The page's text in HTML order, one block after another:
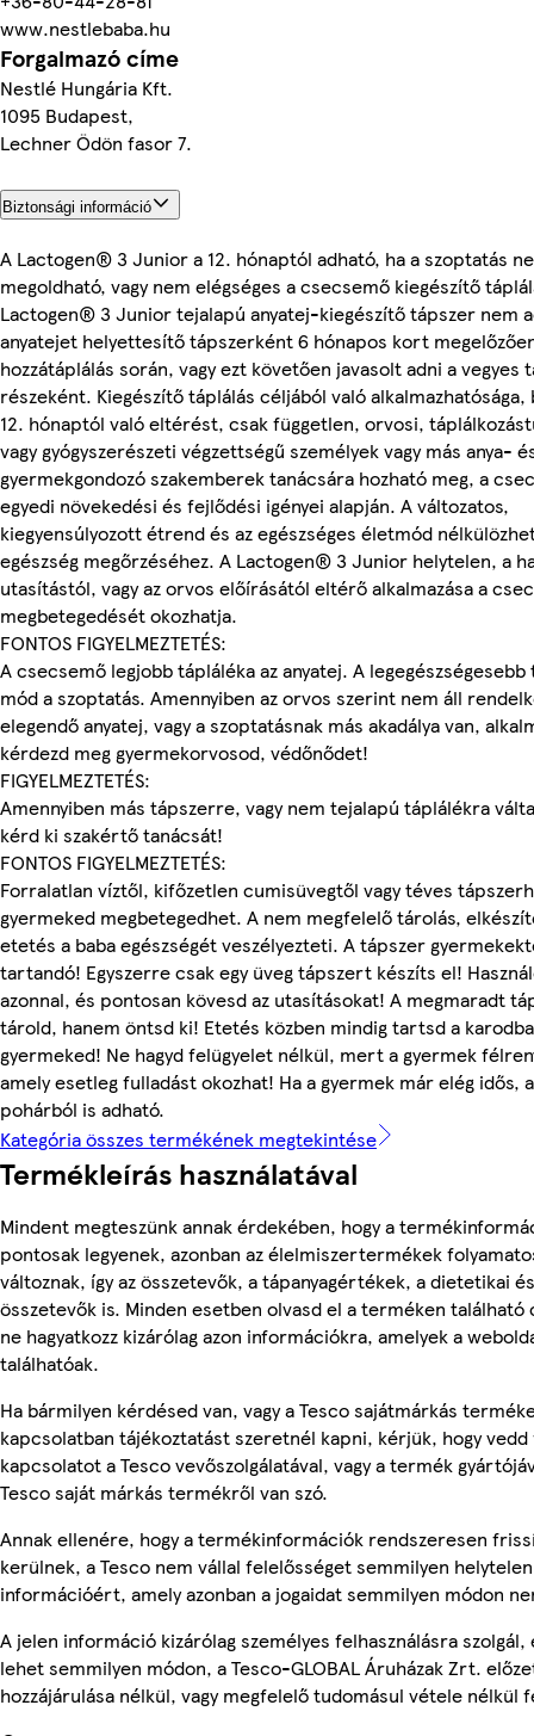
www.nestlebaba.hu
Forgalmazó címe
Nestlé Hungária Kft.
1095 Budapest,
Lechner Ödön fasor 7.
Biztonsági információ
A Lactogen® 3 Junior a 12. hónaptól adható, ha a szoptatás
megoldható, vagy nem elégséges a csecsemő kiegészítő
Lactogen® 3 Junior tejalapú anyatej-kiegészítő tápszer nem
anyatejet helyettesítő tápszerként 6 hónapos kort
hozzátáplálás során, vagy ezt követően javasolt adni a vegyes
részeként. Kiegészítő táplálás céljából való
12. hónaptól való eltérést, csak független, orvosi,
vagy gyógyszerészeti végzettségű személyek vagy más anya-
gyermekgondozó szakemberek tanácsára hozható meg, a
egyedi növekedési és fejlődési igényei alapján. A változatos,
kiegyensúlyozott étrend és az egészséges életmód
egészség megőrzéséhez. A Lactogen® 3 Junior helytelen, a
utasítástól, vagy az orvos előírásától eltérő alkalmazása a
megbetegedését okozhatja.
FONTOS FIGYELMEZTETÉS:
A csecsemő legjobb tápláléka az anyatej. A legegészségesebb
mód a szoptatás. Amennyiben az orvos szerint nem áll
elegendő anyatej, vagy a szoptatásnak más akadálya van,
kérdezd meg gyermekorvosod, védőnődet!
FIGYELMEZTETÉS:
Amennyiben más tápszerre, vagy nem tejalapú táplálékra
kérd ki szakértő tanácsát!
FONTOS FIGYELMEZTETÉS:
Forralatlan víztől, kifőzetlen cumisüvegtől vagy téves
gyermeked megbetegedhet. A nem megfelelő tárolás,
etetés a baba egészségét veszélyezteti. A tápszer
tartandó! Egyszerre csak egy üveg tápszert készíts el!
azonnal, és pontosan kövesd az utasításokat! A megmaradt
tárold, hanem öntsd ki! Etetés közben mindig tartsd a
gyermeked! Ne hagyd felügyelet nélkül, mert a gyermek
amely esetleg fulladást okozhat! Ha a gyermek már elég idős,
pohárból is adható.
Kategória összes termékének megtekintése
Termékleírás használatával
Mindent megteszünk annak érdekében, hogy a
pontosak legyenek, azonban az élelmiszertermékek
változnak, így az összetevők, a tápanyagértékek, a dietetikai
összetevők is. Minden esetben olvasd el a terméken található
ne hagyatkozz kizárólag azon információkra, amelyek a
találhatóak.
Ha bármilyen kérdésed van, vagy a Tesco sajátmárkás
kapcsolatban tájékoztatást szeretnél kapni, kérjük, hogy vedd
kapcsolatot a Tesco vevőszolgálatával, vagy a termék
Tesco saját márkás termékről van szó.
Annak ellenére, hogy a termékinformációk rendszeresen
kerülnek, a Tesco nem vállal felelősséget semmilyen helytelen
információért, amely azonban a jogaidat semmilyen módon
A jelen információ kizárólag személyes felhasználásra szolgál,
lehet semmilyen módon, a Tesco-GLOBAL Áruházak Zrt.
hozzájárulása nélkül, vagy megfelelő tudomásul vétele nélkül